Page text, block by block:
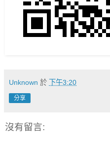
Unknown 於 下午3:20
分享
沒有留言: